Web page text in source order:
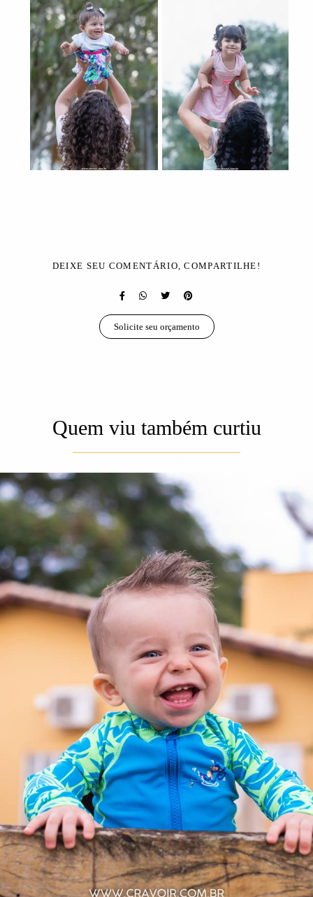
DEIXE SEU COMENTÁRIO, COMPARTILHE!
Solicite seu orçamento
Quem viu também curtiu